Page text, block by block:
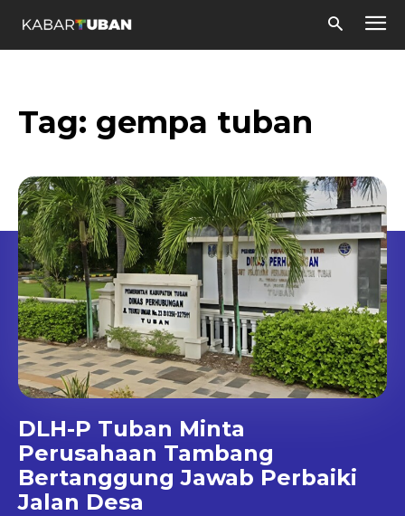
Tag: gempa tuban
DLH-P Tuban Minta
Perusahaan Tambang
Bertanggung Jawab Perbaiki
Jalan Desa